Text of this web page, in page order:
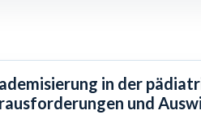
in der
und